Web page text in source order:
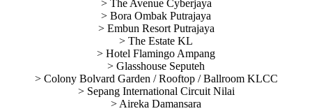
> The Avenue Cyberjaya
> Bora Ombak Putrajaya
> Embun Resort Putrajaya
> The Estate KL
> Hotel Flamingo Ampang
> Glasshouse Seputeh
> Colony Bolvard Garden / Rooftop / Ballroom KLCC
> Sepang International Circuit Nilai
> Aireka Damansara